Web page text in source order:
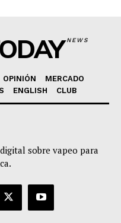
NEWS
OPINIÓN
MERCADO
ENGLISH CLUB
sobre vapeo para